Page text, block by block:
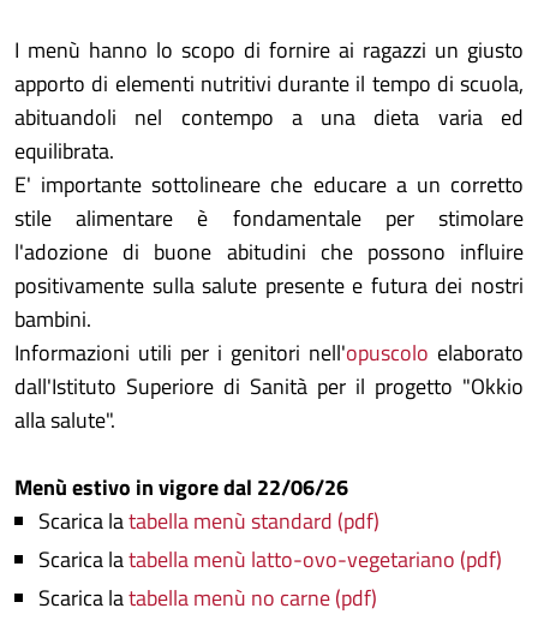
I menù hanno lo scopo di fornire ai ragazzi un giusto
apporto di elementi nutritivi durante il tempo di scuola,
abituandoli nel contempo a una dieta varia ed
equilibrata.
E' importante sottolineare che educare a un corretto
stile alimentare è fondamentale per stimolare
l'adozione di buone abitudini che possono influire
positivamente sulla salute presente e futura dei nostri
bambini.
Informazioni utili per i genitori nell'opuscolo elaborato
dall'Istituto Superiore di Sanità per il progetto "Okkio
alla salute".
Menù estivo in vigore dal 22/06/26
Scarica latabella menù standard (pdf)
Scarica latabella menù latto-ovo-vegetariano (pdf)
Scarica latabella menù no carne (pdf)